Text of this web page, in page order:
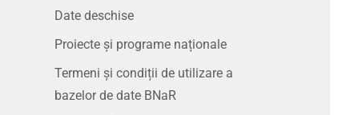
Date deschise
Proiecte și programe naționale
Termeni și condiții de utilizare a
bazelor de date BNaR